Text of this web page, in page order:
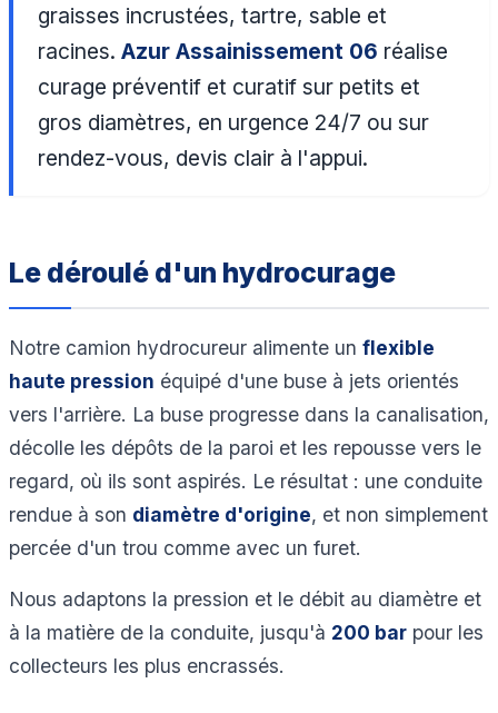
graisses incrustées, tartre, sable et
racines.Azur Assainissement 06 réalise
curage préventif et curatif sur petits et
gros diamètres, en urgence 24/7 ou sur
rendez-vous, devis clair à l'appui.
Le déroulé d'un hydrocurage
Notre camion hydrocureur alimente un flexible
haute pression équipé d'une buse à jets orientés
vers l'arrière. La buse progresse dans la canalisation,
décolle les dépôts de la paroi et les repousse vers le
regard, où ils sont aspirés. Le résultat : une conduite
rendue à son diamètre d'origine, et non simplement
percée d'un trou comme avec un furet.
Nous adaptons la pression et le débit au diamètre et
à la matière de la conduite, jusqu'à 200 bar pour les
collecteurs les plus encrassés.